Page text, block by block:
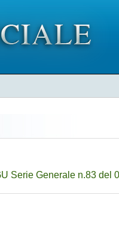
Serie Generale n.83 del